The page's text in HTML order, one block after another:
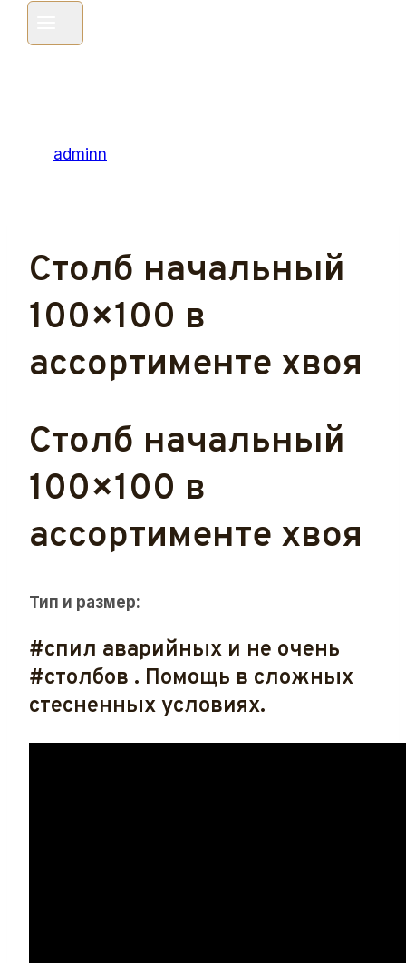
Хвоя
adminn
Столб начальный
100×100 в
ассортименте хвоя
Столб начальный
100×100 в
ассортименте хвоя
Тип и размер:
#спил аварийных и не очень
#столбов . Помощь в сложных
стесненных условиях.